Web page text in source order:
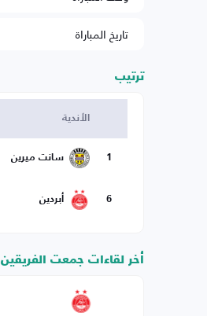
تاريخ المباراة
ترتيب
الأندية
1 سانت ميرين
6 أبردين
أخر لقاءات جمعت الفريقين